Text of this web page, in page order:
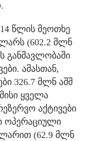
წლის მეოთხე
(602.2 მლნ
განმავლობაში
ამასთან,
326.7 მლნ აშშ
ყველა
აქტივები
ოპერაციული
(62.9 მლნ